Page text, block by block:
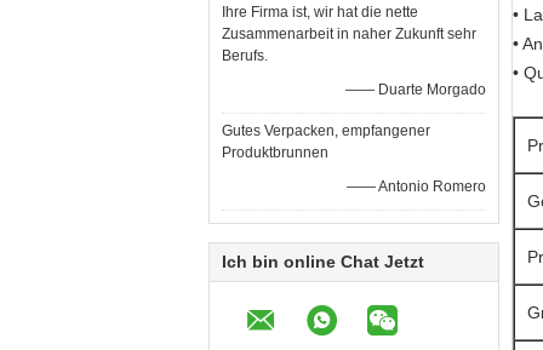
Ihre Firma ist, wir hat die nette
Zusammenarbeit in naher Zukunft sehr
Berufs.
—— Duarte Morgado
Gutes Verpacken, empfangener
Produktbrunnen
—— Antonio Romero
Ich bin online Chat Jetzt
•
•
•